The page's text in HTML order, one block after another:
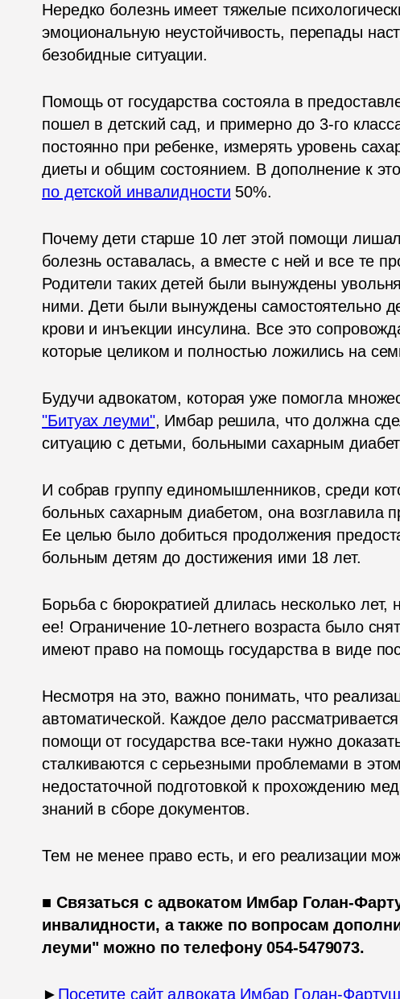
Нередко болезнь имеет тяжелые
эмоциональную неустойчивость, перепады
безобидные ситуации.
Помощь от государства состояла в
пошел в детский сад, и примерно до 3-го
постоянно при ребенке, измерять уровень
диеты и общим состоянием. В дополнение к
по детской инвалидности 50%.
Почему дети старше 10 лет этой помощи
болезнь оставалась, а вместе с ней и все те
Родители таких детей были вынуждены
ними. Дети были вынуждены самостоятельно
крови и инъекции инсулина. Все это
которые целиком и полностью ложились на
Будучи адвокатом, которая уже помогла
"Битуах леуми", Имбар решила, что должна
ситуацию с детьми, больными сахарным
И собрав группу единомышленников, среди
больных сахарным диабетом, она возглавила
Ее целью было добиться продолжения
больным детям до достижения ими 18 лет.
Борьба с бюрократией длилась несколько
ее! Ограничение 10-летнего возраста было
имеют право на помощь государства в виде
Несмотря на это, важно понимать, что
автоматической. Каждое дело
помощи от государства все-таки нужно
сталкиваются с серьезными проблемами в
недостаточной подготовкой к прохождению
знаний в сборе документов.
Тем не менее право есть, и его реализации
■ Связаться с адвокатом Имбар Голан-
инвалидности, а также по вопросам
леуми" можно по телефону 054-5479073.
► Посетите сайт адвоката Имбар Голан-Фартуш